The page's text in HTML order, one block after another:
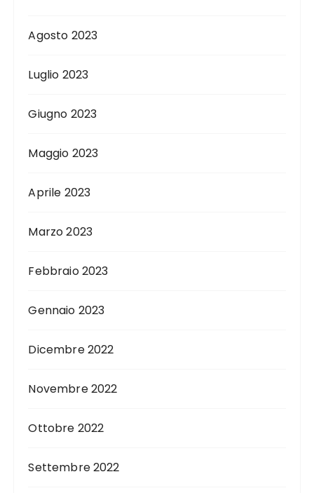
Agosto 2023
Luglio 2023
Giugno 2023
Maggio 2023
Aprile 2023
Marzo 2023
Febbraio 2023
Gennaio 2023
Dicembre 2022
Novembre 2022
Ottobre 2022
Settembre 2022